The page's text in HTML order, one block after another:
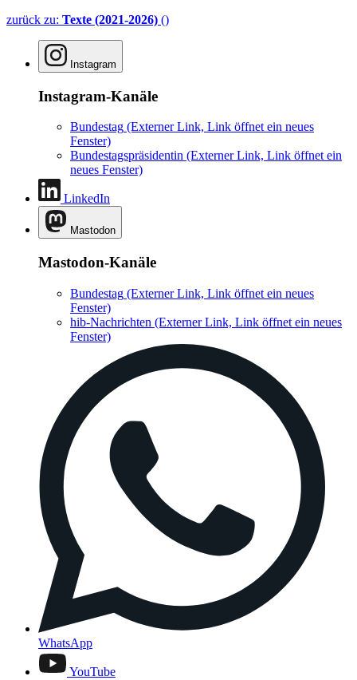
zurück zu: Texte (2021-2026) ()
Instagram
Instagram-Kanäle
Bundestag (Externer Link, Link öffnet ein neues
Fenster)
Bundestagspräsidentin (Externer Link, Link öffnet ein
neues Fenster)
LinkedIn
Mastodon
Mastodon-Kanäle
Bundestag (Externer Link, Link öffnet ein neues
Fenster)
hib-Nachrichten (Externer Link, Link öffnet ein neues
Fenster)
WhatsApp
YouTube